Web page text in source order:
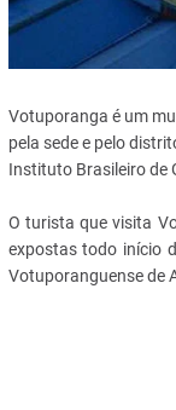
Votuporanga é um
pela sede e pelo
Instituto Brasileiro de
O turista que visita
expostas todo início
Votuporanguense de